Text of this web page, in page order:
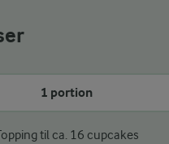
1 portion
til ca. 16 cupcakes